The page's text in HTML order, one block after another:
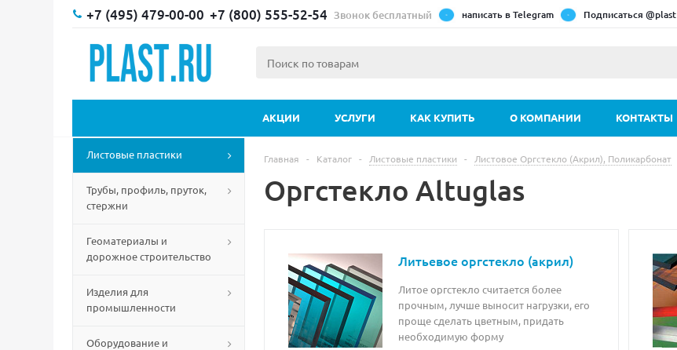
+7 (495) 479-00-00 +7 (800) 555-52-54 Звонок бесплатный написать в Telegram Подписаться @plast
АКЦИИ УСЛУГИ КАК КУПИТЬ О КОМПАНИИ КОНТАКТЫ
Листовые пластики
Трубы, профиль, пруток,
стержни
Геоматериалы и
дорожное строительство
Изделия для
промышленности
Оборудование и
Главная - Каталог - Листовые пластики - Листовое Оргстекло (Акрил), Поликарбонат
Оргстекло Altuglas
Литьевое оргстекло (акрил)
Литое оргстекло считается более
прочным, лучше выносит нагрузки, его
проще сделать цветным, придать
необходимую форму